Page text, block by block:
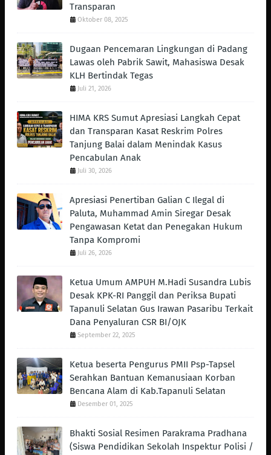
Transparan
Oktober 08, 2025
Dugaan Pencemaran Lingkungan di Padang
Lawas oleh Pabrik Sawit, Mahasiswa Desak
KLH Bertindak Tegas ‎
Juli 21, 2026
HIMA KRS Sumut Apresiasi Langkah Cepat
dan Transparan Kasat Reskrim Polres
Tanjung Balai dalam Menindak Kasus
Pencabulan Anak
Juli 30, 2026
Apresiasi Penertiban Galian C Ilegal di
Paluta, Muhammad Amin Siregar Desak
Pengawasan Ketat dan Penegakan Hukum
Tanpa Kompromi
Juli 26, 2026
Ketua Umum AMPUH M.Hadi Susandra Lubis
Desak KPK-RI Panggil dan Periksa Bupati
Tapanuli Selatan Gus Irawan Pasaribu Terkait
Dana Penyaluran CSR BI/OJK
September 22, 2025
Ketua beserta Pengurus PMII Psp-Tapsel
Serahkan Bantuan Kemanusiaan Korban
Bencana Alam di Kab.Tapanuli Selatan
Desember 01, 2025
Bhakti Sosial Resimen Parakrama Pradhana
(Siswa Pendidikan Sekolah Inspektur Polisi /